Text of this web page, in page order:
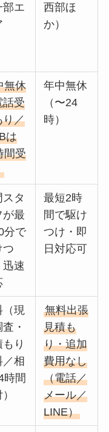
部エ
西部ほ
か）
無休
話受
り／
は
間受
年中無休
（〜24
時）
タ
が最
分で
つ
迅速
最短2時
間で駆け
つけ・即
日対応可
（現
・
もり
／相
時間
無料出張
見積も
り・追加
費用なし
（電話／
メール／
LINE）